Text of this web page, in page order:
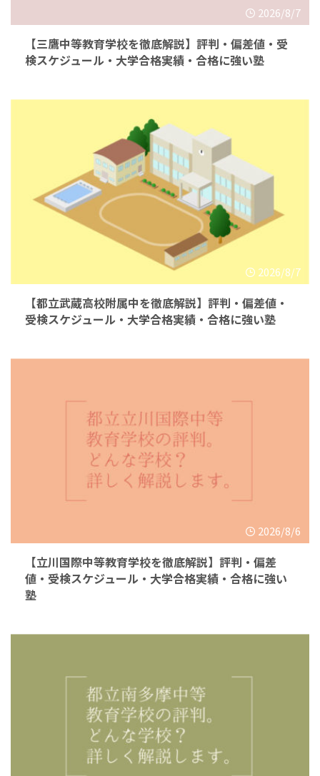
2026/8/7
【三鷹中等教育学校を徹底解説】評判・偏差値・受
検スケジュール・大学合格実績・合格に強い塾
2026/8/7
【都立武蔵高校附属中を徹底解説】評判・偏差値・
受検スケジュール・大学合格実績・合格に強い塾
2026/8/6
【立川国際中等教育学校を徹底解説】評判・偏差
値・受検スケジュール・大学合格実績・合格に強い
塾